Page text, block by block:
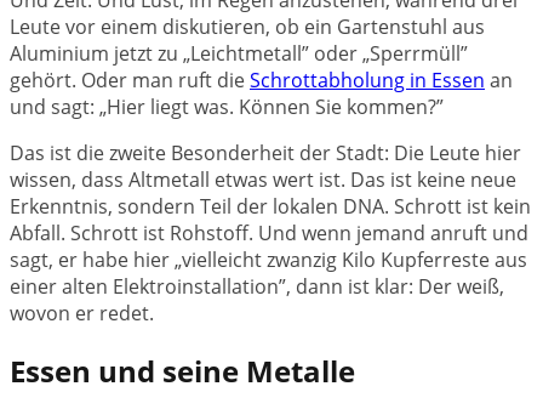
Leute vor einem diskutieren, ob ein Gartenstuhl aus
Aluminium jetzt zu „Leichtmetall” oder „Sperrmüll”
gehört. Oder man ruft dieSchrottabholung in Essen an
und sagt: „Hier liegt was. Können Sie kommen?”
Das ist die zweite Besonderheit der Stadt: Die Leute hier
wissen, dass Altmetall etwas wert ist. Das ist keine neue
Erkenntnis, sondern Teil der lokalen DNA. Schrott ist kein
Abfall. Schrott ist Rohstoff. Und wenn jemand anruft und
sagt, er habe hier „vielleicht zwanzig Kilo Kupferreste aus
einer alten Elektroinstallation”, dann ist klar: Der weiß,
wovon er redet.
Essen und seine Metalle